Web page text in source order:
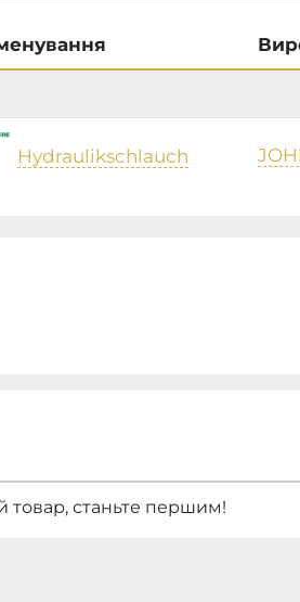
Hydraulikschlauch
товар, станьте першим!